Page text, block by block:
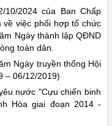
10/2024 của Ban Chấp
về việc phối hợp tổ chức
Ngày thành lập QĐND
toàn dân.
Ngày truyền thống Hội
– 06/12/2019)
nước "Cựu chiến binh
Hòa giai đoạn 2014 -